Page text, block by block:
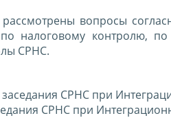
вопросы
по налоговому контролю,
СРНС.
заседания СРНС при
СРНС при